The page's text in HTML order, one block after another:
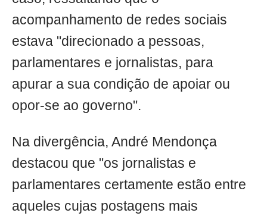
acompanhamento de redes sociais
estava "direcionado a pessoas,
parlamentares e jornalistas, para
apurar a sua condição de apoiar ou
opor-se ao governo".
Na divergência, André Mendonça
destacou que "os jornalistas e
parlamentares certamente estão entre
aqueles cujas postagens mais